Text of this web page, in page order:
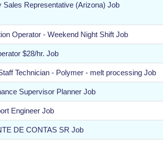
Sales Representative (Arizona) Job
Operator - Weekend Night Shift Job
$28/hr. Job
Technician - Polymer - melt processing Job
Supervisor Planner Job
Engineer Job
DE CONTAS SR Job